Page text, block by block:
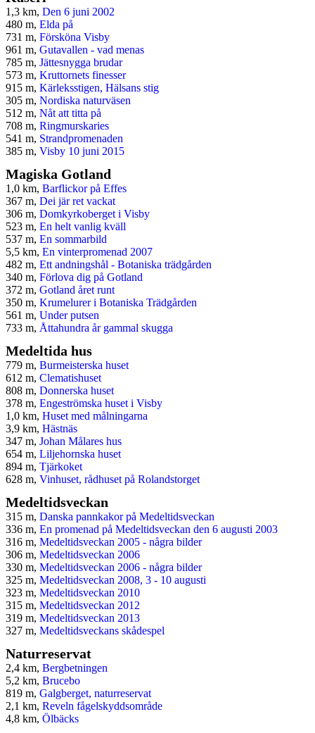
1,3 km, Den 6 juni 2002
480 m, Elda på
731 m, Försköna Visby
961 m, Gutavallen - vad menas
785 m, Jättesnygga brudar
573 m, Kruttornets finesser
915 m, Kärleksstigen, Hälsans stig
305 m, Nordiska naturväsen
512 m, Nåt att titta på
708 m, Ringmurskaries
541 m, Strandpromenaden
385 m, Visby 10 juni 2015
Magiska Gotland
1,0 km, Barflickor på Effes
367 m, Dei jär ret vackat
306 m, Domkyrkoberget i Visby
523 m, En helt vanlig kväll
537 m, En sommarbild
5,5 km, En vinterpromenad 2007
482 m, Ett andningshål - Botaniska trädgården
340 m, Förlova dig på Gotland
372 m, Gotland året runt
350 m, Krumelurer i Botaniska Trädgården
561 m, Under putsen
733 m, Åttahundra år gammal skugga
Medeltida hus
779 m, Burmeisterska huset
612 m, Clematishuset
808 m, Donnerska huset
378 m, Engeströmska huset i Visby
1,0 km, Huset med målningarna
3,9 km, Hästnäs
347 m, Johan Målares hus
654 m, Liljehornska huset
894 m, Tjärkoket
628 m, Vinhuset, rådhuset på Rolandstorget
Medeltidsveckan
315 m, Danska pannkakor på Medeltidsveckan
336 m, En promenad på Medeltidsveckan den 6 augusti 2003
316 m, Medeltidsveckan 2005 - några bilder
306 m, Medeltidsveckan 2006
330 m, Medeltidsveckan 2006 - några bilder
325 m, Medeltidsveckan 2008, 3 - 10 augusti
323 m, Medeltidsveckan 2010
315 m, Medeltidsveckan 2012
319 m, Medeltidsveckan 2013
327 m, Medeltidsveckans skådespel
Naturreservat
2,4 km, Bergbetningen
5,2 km, Brucebo
819 m, Galgberget, naturreservat
2,1 km, Reveln fågelskyddsområde
4,8 km, Ölbäcks